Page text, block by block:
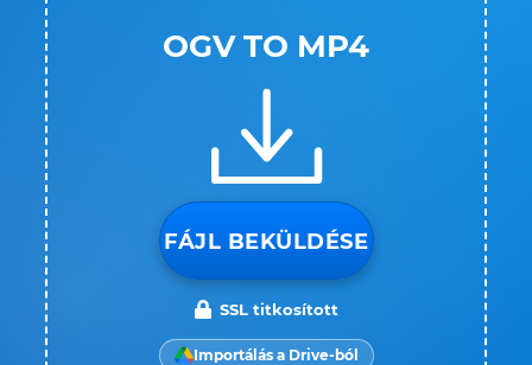
OGV TO MP4
FÁJL BEKÜLDÉSE
SSL titkosított
Importálás a Drive-ból